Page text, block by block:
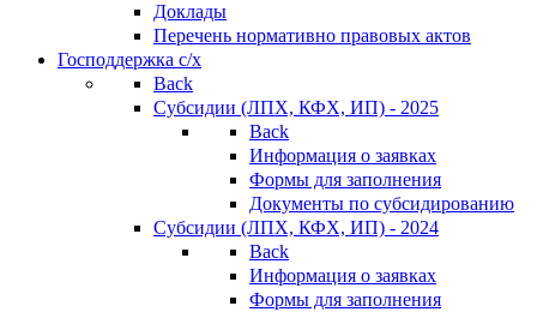
Доклады
Перечень нормативно правовых актов
Господдержка с/х
Back
Субсидии (ЛПХ, КФХ, ИП) - 2025
Back
Информация о заявках
Формы для заполнения
Документы по субсидированию
Субсидии (ЛПХ, КФХ, ИП) - 2024
Back
Информация о заявках
Формы для заполнения